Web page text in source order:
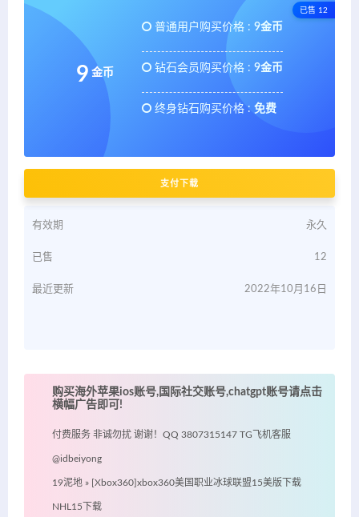
已售 12
9 金币
普通用户购买价格 : 9金币
钻石会员购买价格 : 9金币
终身钻石购买价格 : 免费
支付下载
有效期 永久
已售 12
最近更新 2022年10月16日
购买海外苹果ios账号,国际社交账号,chatgpt账号请点击
横幅广告即可!
付费服务 非诚勿扰 谢谢！QQ 3807315147 TG飞机客服
@idbeiyong
19泥地 » [Xbox360]xbox360美国职业冰球联盟15美版下载
NHL15下载